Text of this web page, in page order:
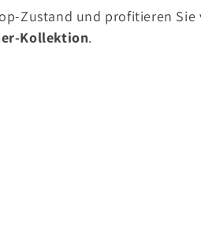
Zustand und profitieren
Kollektion.